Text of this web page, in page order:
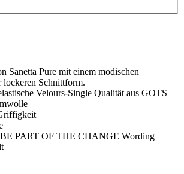
Sanetta Pure mit einem modischen
Schnittform.
Velours-Single Qualität aus GOTS
BE PART OF THE CHANGE Wording